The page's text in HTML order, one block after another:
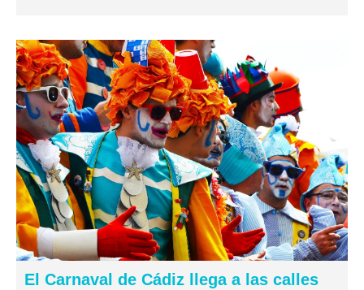
El Carnaval de Cádiz llega a las calles